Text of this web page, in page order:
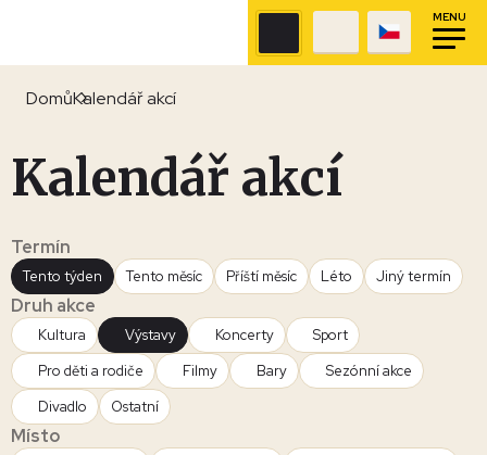
MENU
DomůKalendář akcí
Kalendář akcí
Termín
Tento týden Tento měsíc Příští měsíc Léto Jiný termín
Druh akce
Kultura Výstavy Koncerty
Sport
Pro děti a rodiče
Filmy Bary
Sezónní akce
Divadlo
Ostatní
Místo